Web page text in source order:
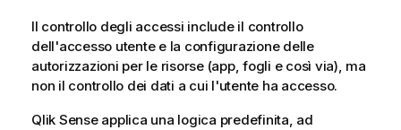
Il controllo degli accessi include il controllo
dell'accesso utente e la configurazione delle
autorizzazioni per le risorse (app, fogli e così via), ma
non il controllo dei dati a cui l'utente ha accesso.
Qlik Senseapplica una logica predefinita, ad